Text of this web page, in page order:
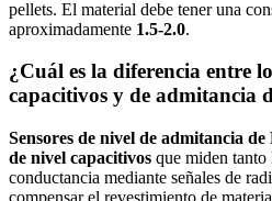
pellets. El material debe tener una
aproximadamente 1.5-2.0.
¿Cuál es la diferencia entre
capacitivos y de admitancia
Sensores de nivel de admitancia de
de nivel capacitivos que miden tanto
conductancia mediante señales de
compensar el revestimiento de